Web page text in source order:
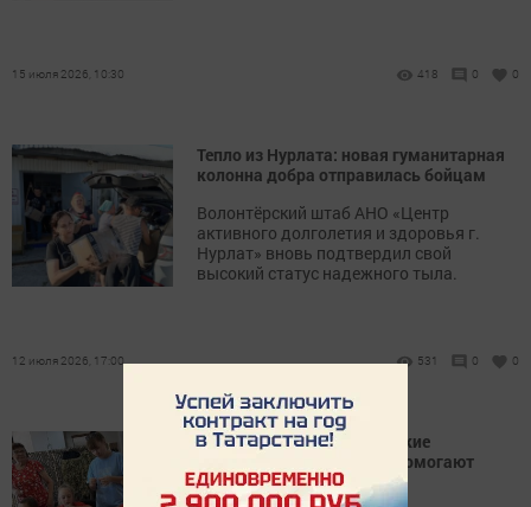
15 июля 2026, 10:30 418 0 0
Тепло из Нурлата: новая гуманитарная
колонна добра отправилась бойцам
Волонтёрский штаб АНО «Центр
активного долголетия и здоровья г.
Нурлат» вновь подтвердил свой
высокий статус надежного тыла.
12 июля 2026, 17:00 531 0 0
Связь поколений: нурлатские
школьники и волонтеры помогают
бойцам СВО